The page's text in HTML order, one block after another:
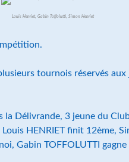
Louis Henriet, Gabin Toffolutti, Simon Henriet
tournois réservés
la Délivrande, 3 jeune du
HENRIET finit 12ème,
Gabin TOFFOLUTTI